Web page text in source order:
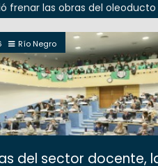
obras del oleoducto en Punta
Río Negro
del sector docente,